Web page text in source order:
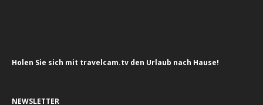
Holen Sie sich mit travelcam.tv den Urlaub nach Hause!
NEWSLETTER